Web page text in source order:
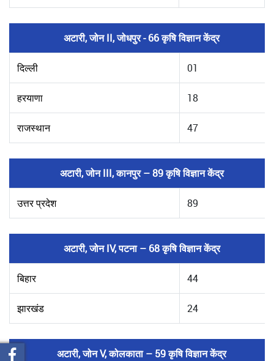
अटारी, जोन II, जोधपुर - 66 कृषि विज्ञान केंद्र
दिल्ली 01
हरयाणा 18
राजस्थान 47
अटारी, जोन III, कानपुर – 89 कृषि विज्ञान केंद्र
उत्तर प्रदेश 89
अटारी, जोन IV, पटना – 68 कृषि विज्ञान केंद्र
बिहार 44
झारखंड 24
अटारी, जोन V, कोलकाता – 59 कृषि विज्ञान केंद्र